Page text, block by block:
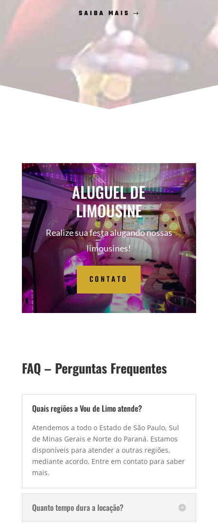
SAIBA MAIS
ALUGUEL DE
LIMOUSINE
Realize sua festa alugando nossas
limousines!
CONTATO
FAQ – Perguntas Frequentes
Quais regiões a Vou de Limo atende?
Atendemos a todo o Estado de São Paulo, Sul
de Minas Gerais e Norte do Paraná. Estamos
disponíveis para atender a outras regiões,
mediante acordo. Entre em contato para saber
mais.
Quanto tempo dura a locação?